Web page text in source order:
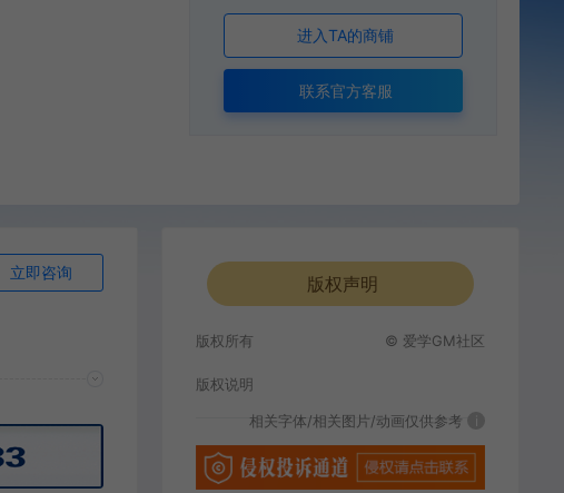
进入TA的商铺
联系官方客服
立即咨询
版权声明
版权所有 © 爱学GM社区
版权说明
相关字体/相关图片/动画仅供参考 i